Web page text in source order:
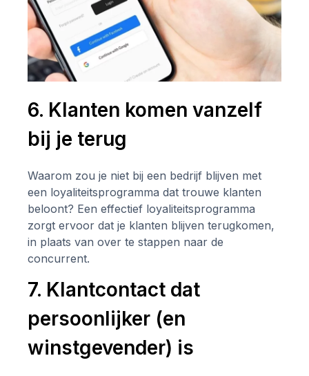
6. Klanten komen vanzelf
bij je terug
Waarom zou je niet bij een bedrijf blijven met
een loyaliteitsprogramma dat trouwe klanten
beloont? Een effectief loyaliteitsprogramma
zorgt ervoor dat je klanten blijven terugkomen,
in plaats van over te stappen naar de
concurrent.
7. Klantcontact dat
persoonlijker (en
winstgevender) is